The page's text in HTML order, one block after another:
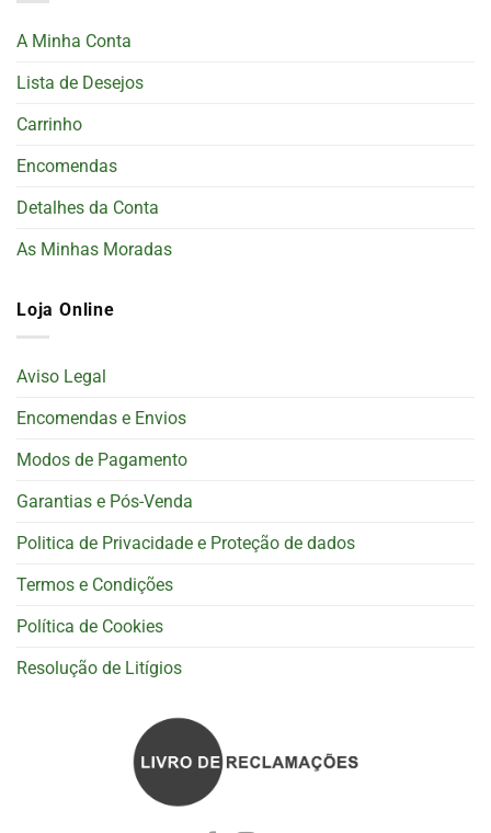
A Minha Conta
Lista de Desejos
Carrinho
Encomendas
Detalhes da Conta
As Minhas Moradas
Loja Online
Aviso Legal
Encomendas e Envios
Modos de Pagamento
Garantias e Pós-Venda
Politica de Privacidade e Proteção de dados
Termos e Condições
Política de Cookies
Resolução de Litígios